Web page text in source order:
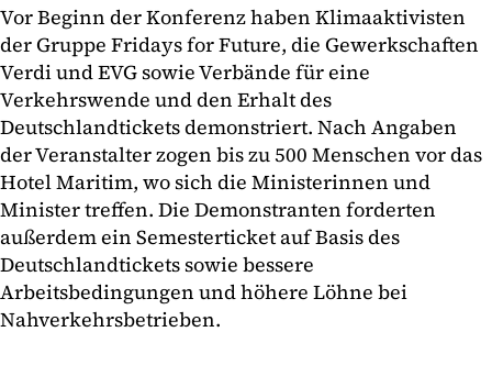
Vor Beginn der Konferenz haben Klimaaktivisten
der Gruppe Fridays for Future, die Gewerkschaften
Verdi und EVG sowie Verbände für eine
Verkehrswende und den Erhalt des
Deutschlandtickets demonstriert. Nach Angaben
der Veranstalter zogen bis zu 500 Menschen vor das
Hotel Maritim, wo sich die Ministerinnen und
Minister treffen. Die Demonstranten forderten
außerdem ein Semesterticket auf Basis des
Deutschlandtickets sowie bessere
Arbeitsbedingungen und höhere Löhne bei
Nahverkehrsbetrieben.